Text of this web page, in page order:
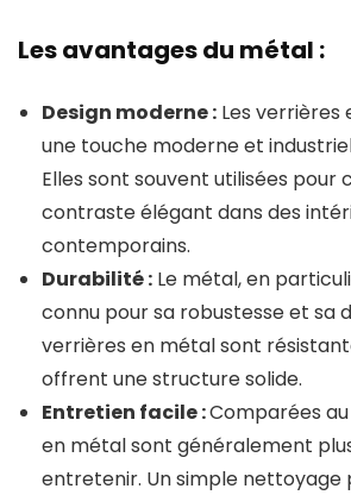
Les avantages du métal :
Design moderne : Les
une touche moderne et
Elles sont souvent utilisées pour
contraste élégant dans des
contemporains.
Durabilité : Le métal, en
connu pour sa robustesse et sa
verrières en métal sont
offrent une structure solide.
Entretien facile :Comparées
en métal sont généralement
entretenir. Un simple nettoyage